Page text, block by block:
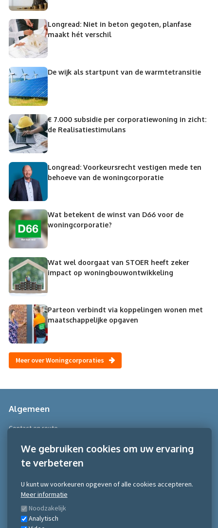
Longread: Niet in beton gegoten, planfase
maakt hét verschil
De wijk als startpunt van de warmtetransitie
€ 7.000 subsidie per corporatiewoning in zicht:
de Realisatiestimulans
Longread: Voorkeursrecht vestigen mede ten
behoeve van de woningcorporatie
Wat betekent de winst van D66 voor de
woningcorporatie?
Wat wel doorgaat van STOER heeft zeker
impact op woningbouwontwikkeling
Parteon verbindt via koppelingen wonen met
maatschappelijke opgaven
Meer over Woningcorporaties
Algemeen
Contact en route
Meer informatie
Algemene voorwaarden
Algemene voorwaarden NRTO consumentenmarkt
Gedragscode NRTO
Privacy Statement
We gebruiken cookies om uw ervaring
te verbeteren
U kunt uw voorkeuren opgeven of alle cookies accepteren.
Meer informatie
Noodzakelijk
Analytisch